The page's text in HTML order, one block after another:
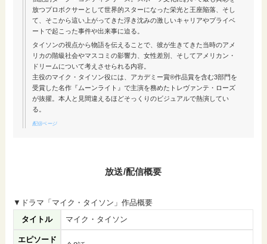
放つプロボクサーとして世界的スターになった栄光と王座陥落、そし
て、そこから這い上がってきた浮き沈みの激しいキャリアやプライベ
ートで起こった事件や出来事に迫る。
タイソンの視点から物語を伝えることで、彼が生きてきた当時のアメ
リカの階級社会やマスコミの影響力、女性差別、そしてアメリカン・
ドリームについて考えさせられる内容。
主役のマイク・タイソン役には、アカデミー賞®作品賞を含む3部門を
受賞した名作『ムーンライト』で主演を務めたトレヴァンテ・ローズ
が抜擢。本人と見間違えるほどそっくりのビジュアルで熱演してい
る。
配信ページ
放送/配信概要
▼ドラマ「マイク・タイソン」作品概要
タイトル
マイク・タイソン
エピソード